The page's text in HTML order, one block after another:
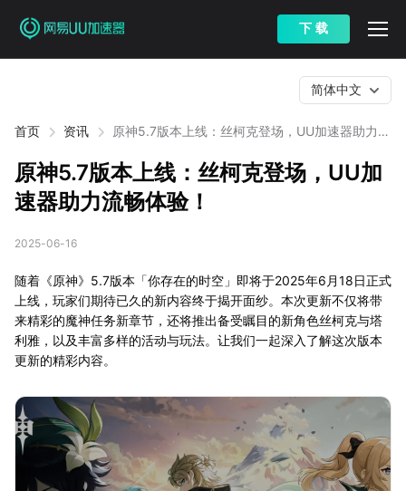
下 载
首页 资讯
原神5.7版本上线：丝柯克登场，UU加速器助力流
简体中文
原神5.7版本上线：丝柯克登场，UU加
速器助力流畅体验！
2025-06-16
随着《原神》5.7版本「你存在的时空」即将于2025年6月18日正式
上线，玩家们期待已久的新内容终于揭开面纱。本次更新不仅将带
来精彩的魔神任务新章节，还将推出备受瞩目的新角色丝柯克与塔
利雅，以及丰富多样的活动与玩法。让我们一起深入了解这次版本
更新的精彩内容。